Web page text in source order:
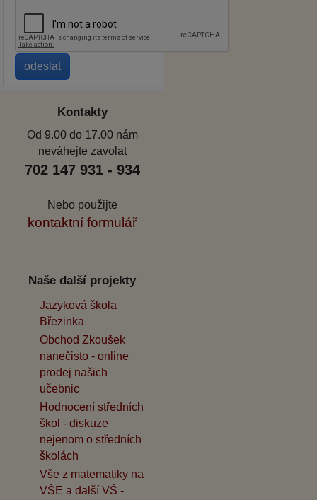
Kontakty
Od 9.00 do 17.00 nám
neváhejte zavolat
702 147 931 - 934
Nebo použijte
kontaktní formulář
Naše další projekty
Jazyková škola
Březinka
Obchod Zkoušek
nanečisto - online
prodej našich
učebnic
Hodnocení středních
škol - diskuze
nejenom o středních
školách
Vše z matematiky na
VŠE a další VŠ -